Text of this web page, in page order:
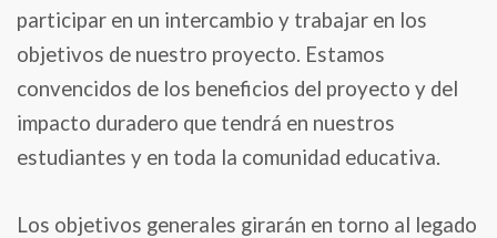
participar en un intercambio y trabajar en los
objetivos de nuestro proyecto. Estamos
convencidos de los beneficios del proyecto y del
impacto duradero que tendrá en nuestros
estudiantes y en toda la comunidad educativa.
Los objetivos generales girarán en torno al legado